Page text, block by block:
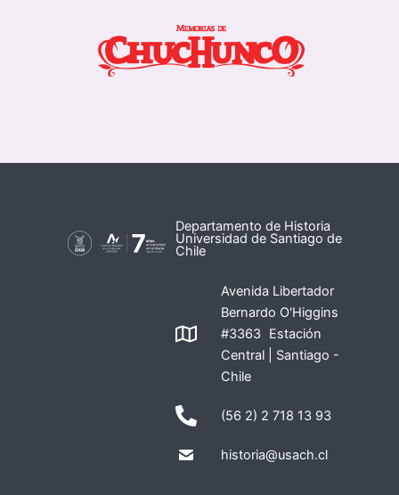
Departamento de Historia
Universidad de Santiago de
Chile
Avenida Libertador
Bernardo O'Higgins
#3363 Estación
Central | Santiago -
Chile
(56 2) 2 718 13 93
historia@usach.cl